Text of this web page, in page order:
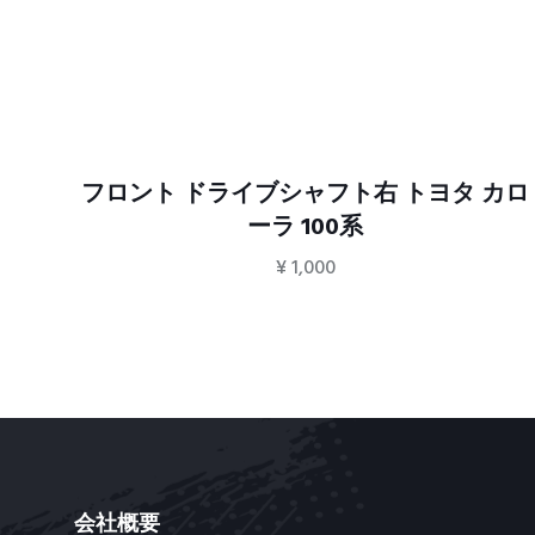
フロント ドライブシャフト右 トヨタ カロ
ーラ 100系
¥1,000
会社概要